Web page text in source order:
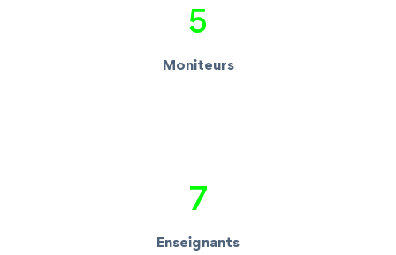
5
Moniteurs
7
Enseignants